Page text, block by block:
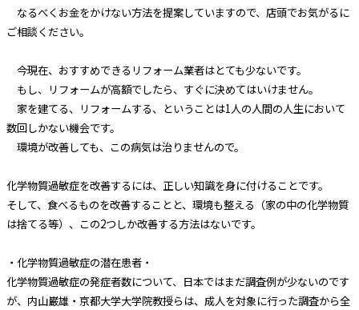
なるべくお金をかけない方法を提案していますので、店頭でお気がるに
ご相談ください。
今現在、おすすめできるリフォーム業者はとても少ないです。
もし、リフォームが高額でしたら、すぐに決めてはいけません。
家を建てる、リフォームする、ということは1人の人間の人生において
数回しかない機会です。
環境が改善しても、この病気は治りませんので。
化学物質過敏症を改善するには、正しい知識を身に付けることです。
そして、食べるものを改善することと、環境も整える（家の中の化学物質
は捨てる等）、この2つしか改善する方法はないです。
・化学物質過敏症の潜在患者・
化学物質過敏症の発症者数について、日本ではまだ調査例が少ないのです
が、内山巌雄・京都大学大学院教授らは、成人を対象に行った調査から全